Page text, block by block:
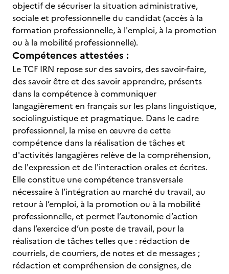
objectif de sécuriser la situation administrative,
sociale et professionnelle du candidat (accès à la
formation professionnelle, à l'emploi, à la promotion
ou à la mobilité professionnelle).
Compétences attestées :
Le TCF IRN repose sur des savoirs, des savoir-faire,
des savoir être et des savoir apprendre, présents
dans la compétence à communiquer
langagièrement en français sur les plans linguistique,
sociolinguistique et pragmatique. Dans le cadre
professionnel, la mise en œuvre de cette
compétence dans la réalisation de tâches et
d'activités langagières relève de la compréhension,
de l'expression et de l'interaction orales et écrites.
Elle constitue une compétence transversale
nécessaire à l’intégration au marché du travail, au
retour à l’emploi, à la promotion ou à la mobilité
professionnelle, et permet l’autonomie d’action
dans l’exercice d’un poste de travail, pour la
réalisation de tâches telles que : rédaction de
courriels, de courriers, de notes et de messages ;
rédaction et compréhension de consignes, de